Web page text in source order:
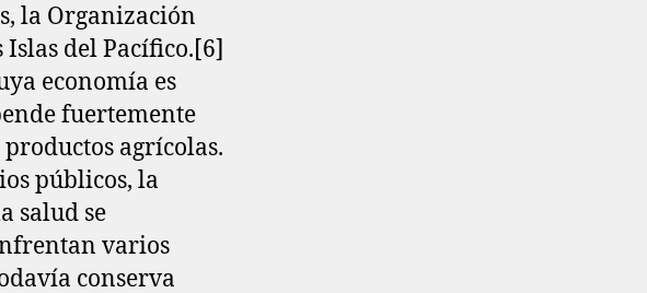
la Organización
del Pacífico.[6]​
economía es
fuertemente
agrícolas.
públicos, la
salud se
varios
conserva